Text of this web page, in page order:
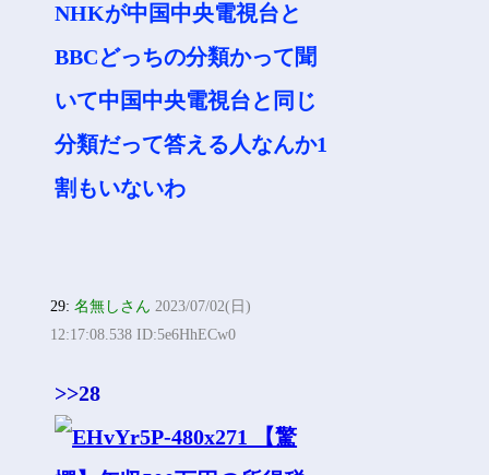
NHKが中国中央電視台と
BBCどっちの分類かって聞
いて中国中央電視台と同じ
分類だって答える人なんか1
割もいないわ
29:名無しさん 2023/07/02(日)
12:17:08.538 ID:5e6HhECw0
>>28